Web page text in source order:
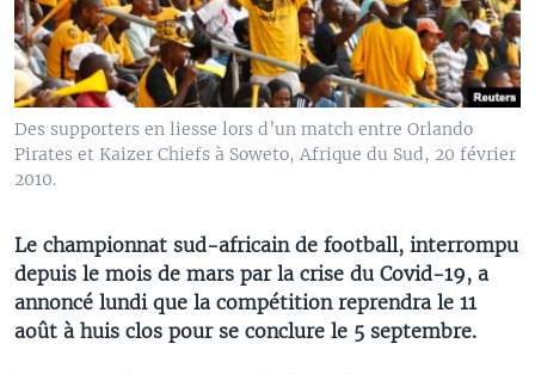
Des supporters en liesse lors d’un match entre Orlando
Pirates et Kaizer Chiefs à Soweto, Afrique du Sud, 20 février
2010.
Le championnat sud-africain de football, interrompu
depuis le mois de mars par la crise du Covid-19, a
annoncé lundi que la compétition reprendra le 11
août à huis clos pour se conclure le 5 septembre.